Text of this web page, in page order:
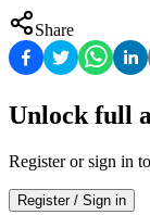
Share
Unlock full
Register or sign in
Register / Sign in